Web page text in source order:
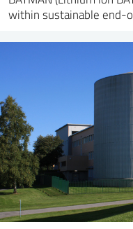
within sustainable